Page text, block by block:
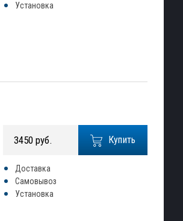
Установка
Купить
3450 руб.
Доставка
Самовывоз
Установка